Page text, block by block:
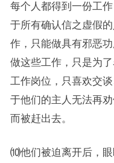
每个人都得到一份工
于所有确认信之虚假
作，只能做具有邪恶
做这些工作，只是为
工作岗位，只喜欢交
于他们的主人无法再
而被赶出去。
⑽他们被迫离开后，眼